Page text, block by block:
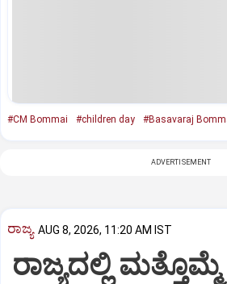
#CM Bommai #children day #Basavaraj
ADVERTISEMENT
ರಾಜ್ಯ AUG 8, 2026, 11:20 AM IST
ರಾಜ್ಯದಲ್ಲಿ